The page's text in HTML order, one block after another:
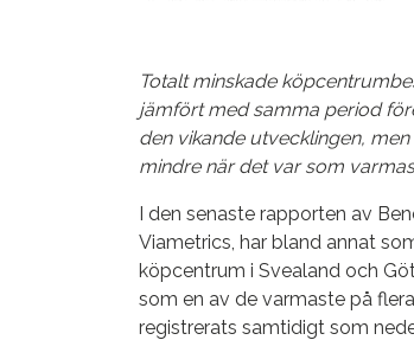
Totalt minskade
jämfört med samma period
den vikande utvecklingen,
mindre när det var som
I den senaste rapporten av
Viametrics, har bland annat
köpcentrum i Svealand och
som en av de varmaste på
registrerats samtidigt som